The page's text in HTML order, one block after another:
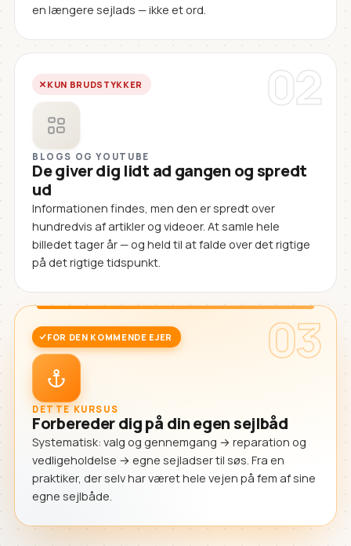
en længere sejlads — ikke et ord.
02
KUN BRUDSTYKKER
BLOGS OG YOUTUBE
De giver dig lidt ad gangen og spredt
ud
Informationen findes, men den er spredt over
hundredvis af artikler og videoer. At samle hele
billedet tager år — og held til at falde over det rigtige
på det rigtige tidspunkt.
03
FOR DEN KOMMENDE EJER
DETTE KURSUS
Forbereder dig på din egen sejlbåd
Systematisk: valg og gennemgang → reparation og
vedligeholdelse → egne sejladser til søs. Fra en
praktiker, der selv har været hele vejen på fem af sine
egne sejlbåde.